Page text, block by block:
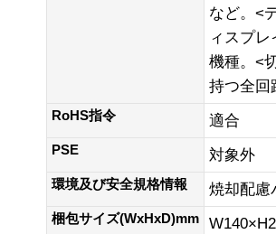
など。<
ィスプ
機種。<
持つ全回
RoHS指令 適合
PSE 対象外
環境及び安全規格情報 焼却配慮
梱包サイズ(WxHxD)mm